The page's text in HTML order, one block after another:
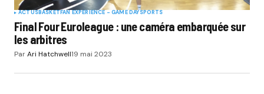
ACTUSBASKET FAN EXPERIENCE - GAME DAYSPORTS
Final Four Euroleague : une caméra embarquée sur
les arbitres
ParAri Hatchwell19 mai 2023